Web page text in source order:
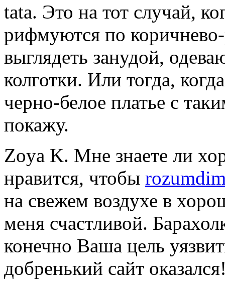
tata. Это на тот случай,
рифмуются по
выглядеть занудой,
колготки. Или тогда,
черно-белое платье с
покажу.
Zoya K. Мне знаете ли
нравится, чтобы
на свежем воздухе в
меня счастливой.
конечно Ваша цель
добренький сайт